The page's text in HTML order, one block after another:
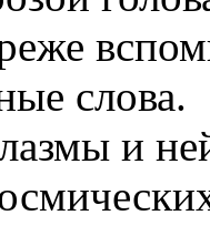
слова.
и